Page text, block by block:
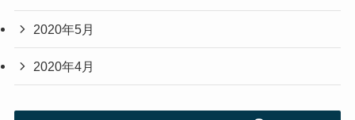
2020年5月
2020年4月